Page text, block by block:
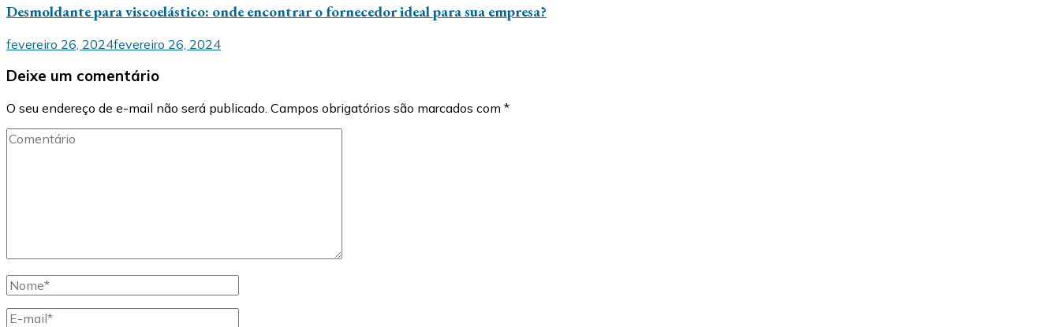
Desmoldante para viscoelástico: onde encontrar o fornecedor ideal para sua empresa?
fevereiro 26, 2024fevereiro 26, 2024
Deixe um comentário
O seu endereço de e-mail não será publicado. Campos obrigatórios são marcados com *
Comentário
Nome
completo
E-